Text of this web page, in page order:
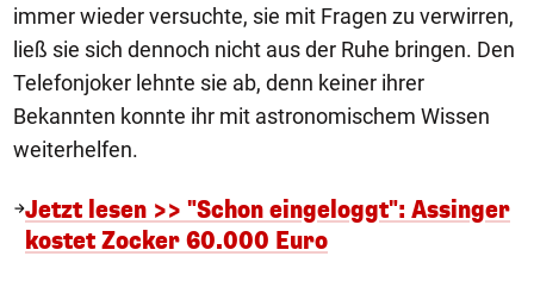
immer wieder versuchte, sie mit Fragen zu verwirren,
ließ sie sich dennoch nicht aus der Ruhe bringen. Den
Telefonjoker lehnte sie ab, denn keiner ihrer
Bekannten konnte ihr mit astronomischem Wissen
weiterhelfen.
Jetzt lesen >> "Schon eingeloggt": Assinger
kostet Zocker 60.000 Euro